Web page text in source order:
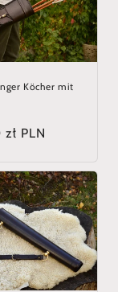
Köcher mit
PLN